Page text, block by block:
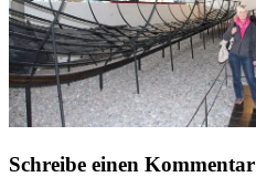
Schreibe einen Kommentar